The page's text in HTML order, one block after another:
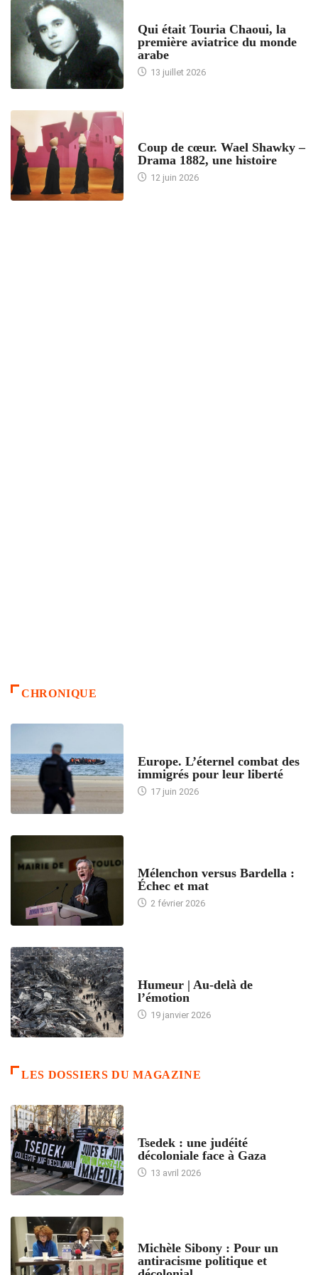
Qui était Touria Chaoui, la
première aviatrice du monde
arabe
13 juillet 2026
Coup de cœur. Wael Shawky –
Drama 1882, une histoire
12 juin 2026
CHRONIQUE
Europe. L’éternel combat des
immigrés pour leur liberté
17 juin 2026
Mélenchon versus Bardella :
Échec et mat
2 février 2026
Humeur | Au-delà de
l’émotion
19 janvier 2026
LES DOSSIERS DU MAGAZINE
Tsedek : une judéité
décoloniale face à Gaza
13 avril 2026
Michèle Sibony : Pour un
antiracisme politique et